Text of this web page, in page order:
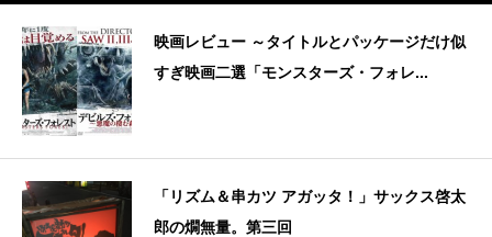
映画レビュー ～タイトルとパッケージだけ似
すぎ映画二選「モンスターズ・フォレ...
「リズム＆串カツ アガッタ！」サックス啓太
郎の燗無量。第三回